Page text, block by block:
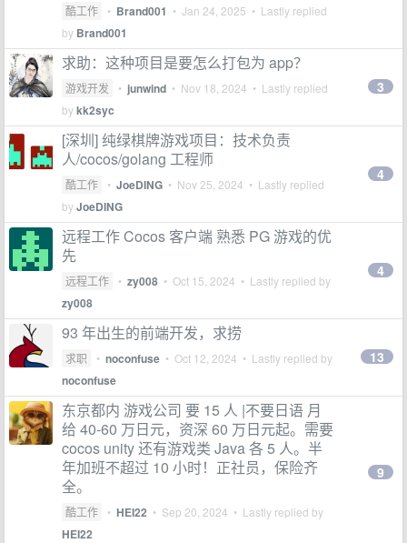
酷工作 • Brand001 • Jan 24, 2025 • Lastly replied
by Brand001
求助：这种项目是要怎么打包为 app？
游戏开发 • junwind • Nov 18, 2024 • Lastly replied
bykk2syc
3
[深圳] 纯绿棋牌游戏项目：技术负责
人/cocos/golang 工程师
酷工作 • JoeDING • Nov 25, 2024 • Lastly replied
byJoeDING
4
远程工作 Cocos 客户端 熟悉 PG 游戏的优
先
远程工作 • zy008 • Oct 15, 2024 • Lastly replied by
zy008
4
93 年出生的前端开发，求捞
求职 • noconfuse • Oct 12, 2024 • Lastly replied by
noconfuse
13
东京都内 游戏公司 要 15 人 |不要日语 月
给 40-60 万日元，资深 60 万日元起。需要
cocos unity 还有游戏类 Java 各 5 人。半
年加班不超过 10 小时！正社员，保险齐
全。
酷工作 • HEI22 • Sep 20, 2024 • Lastly replied by
HEI22
9